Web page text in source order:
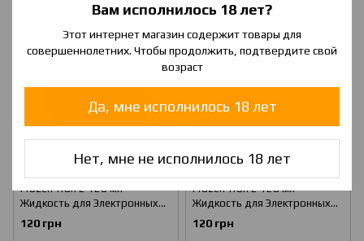
Вам исполнилось 18 лет?
Этот интернет магазин содержит товары для
совершеннолетних. Чтобы продолжить, подтвердите свой
возраст
Да, мне исполнилось 18 лет
Нет, мне не исполнилось 18 лет
Frozen Tron 2 120 мл
Жидкость для Электронных
Сигарет (Жижа/Заправка для
вейпа) G.Hobs
120 грн
Frozen Tron 2 120 мл
Жидкость для Электронных
Сигарет (Жижа/Заправка для
вейпа) Dillinger
120 грн